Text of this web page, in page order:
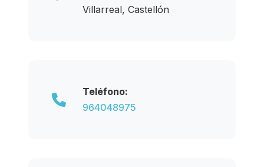
Villarreal, Castellón
Teléfono:
964048975